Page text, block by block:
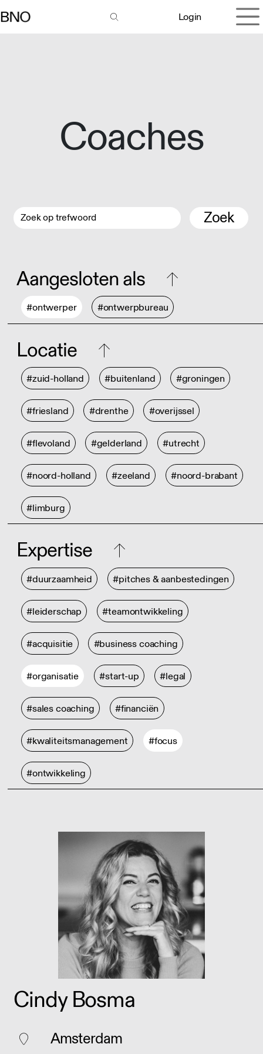
Login
Coaches
Zoek
Aangesloten als
#ontwerper #ontwerpbureau
Locatie
#zuid-holland #buitenland #groningen
#friesland #drenthe #overijssel
#flevoland #gelderland #utrecht
#noord-holland #zeeland #noord-brabant
#limburg
Expertise
#duurzaamheid #pitches & aanbestedingen
#leiderschap #teamontwikkeling
#acquisitie #business coaching
#organisatie #start-up #legal
#sales coaching #financiën
#kwaliteitsmanagement #focus
#ontwikkeling
Cindy Bosma
Amsterdam